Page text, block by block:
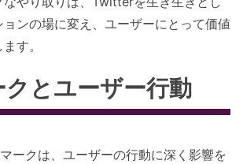
ンの場に変え、ユーザーにとって価値
す。
クとユーザー行動
ークは、ユーザーの行動に深く影響を